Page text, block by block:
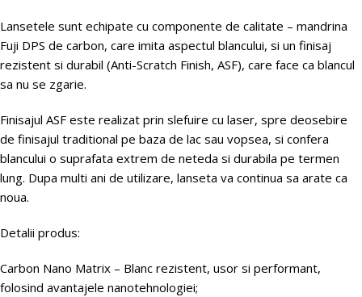
Lansetele sunt echipate cu componente de calitate – mandrina
Fuji DPS de carbon, care imita aspectul blancului, si un finisaj
rezistent si durabil (Anti-Scratch Finish, ASF), care face ca blancul
sa nu se zgarie.
Finisajul ASF este realizat prin slefuire cu laser, spre deosebire
de finisajul traditional pe baza de lac sau vopsea, si confera
blancului o suprafata extrem de neteda si durabila pe termen
lung. Dupa multi ani de utilizare, lanseta va continua sa arate ca
noua.
Detalii produs:
Carbon Nano Matrix – Blanc rezistent, usor si performant,
folosind avantajele nanotehnologiei;